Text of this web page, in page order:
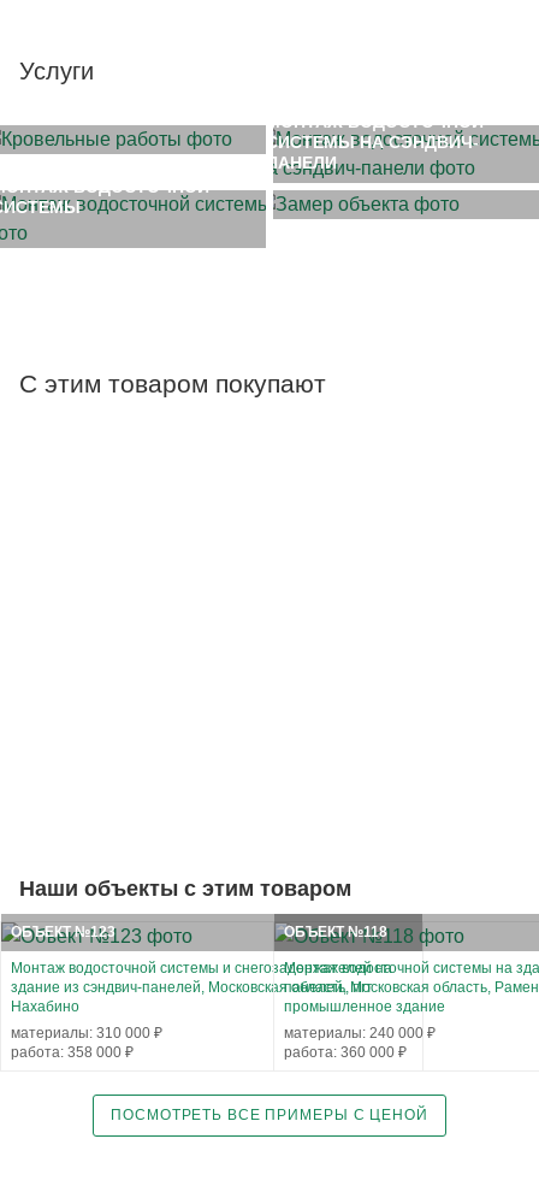
Услуги
МОНТАЖ ВОДОСТОЧНОЙ
СИСТЕМЫ НА СЭНДВИЧ-
ПАНЕЛИ
ВОДОСТОЧНОЙ
ЗАМЕР ОБЪЕКТА
С этим товаром покупают
Наши объекты с этим товаром
ОБЪЕКТ №123
Монтаж водосточной системы и снегозадержателей на
здание из сэндвич-панелей, Московская область, пгт
Нахабино
материалы: 310 000 ₽
работа: 358 000 ₽
ОБЪЕКТ №118
Монтаж водосточной системы на
панелей, Московская область,
промышленное здание
материалы: 240 000 ₽
работа: 360 000 ₽
ПОСМОТРЕТЬ ВСЕ ПРИМЕРЫ С ЦЕНОЙ